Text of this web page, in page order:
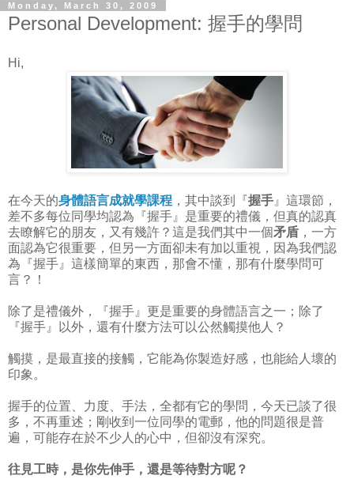
Monday, March 30, 2009
Personal Development: 握手的學問
Hi,
在今天的身體語言成就學課程 ，其中談到『握手 』這環節，
差不多每位同學均認為『握手』是重要的禮儀，但真的認真
去瞭解它的朋友，又有幾許？這是我們其中一個矛盾 ，一方
面認為它很重要，但另一方面卻未有加以重視，因為我們認
為『握手』這樣簡單的東西，那會不懂，那有什麼學問可
言？！
除了是禮儀外，『握手』更是重要的身體語言之一；除了
『握手』以外，還有什麼方法可以公然觸摸他人？
觸摸，是最直接的接觸，它能為你製造好感，也能給人壞的
印象。
握手的位置、力度、手法，全都有它的學問，今天已談了很
多，不再重述；剛收到一位同學的電郵，他的問題很是普
遍，可能存在於不少人的心中，但卻沒有深究。
往見工時，是你先伸手，還是等待對方呢？